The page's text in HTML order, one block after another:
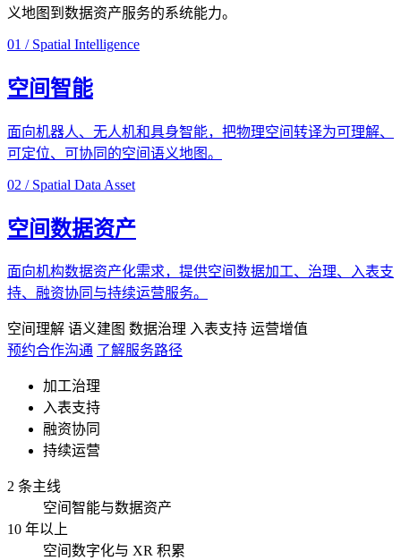
义地图到数据资产服务的系统能力。
01 / Spatial Intelligence
空间智能
面向机器人、无人机和具身智能，把物理空间转译为可理解、
可定位、可协同的空间语义地图。
02 / Spatial Data Asset
空间数据资产
面向机构数据资产化需求，提供空间数据加工、治理、入表支
持、融资协同与持续运营服务。
空间理解 语义建图 数据治理 入表支持 运营增值
预约合作沟通 了解服务路径
加工治理
入表支持
融资协同
持续运营
2 条主线
空间智能与数据资产
10 年以上
空间数字化与 XR 积累